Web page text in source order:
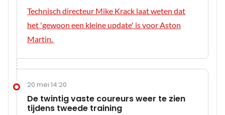
Technisch directeur Mike Krack laat weten dat
het 'gewoon een kleine update' is voor Aston
Martin.
20 mei 14:20
De twintig vaste coureurs weer te zien
tijdens tweede training